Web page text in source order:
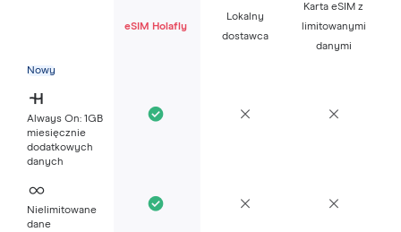
eSIM Holafly
Lokalny
dostawca
Karta eSIM z
limitowanymi
danymi
Nowy
Always On: 1GB
miesięcznie
dodatkowych
danych
Nielimitowane
dane